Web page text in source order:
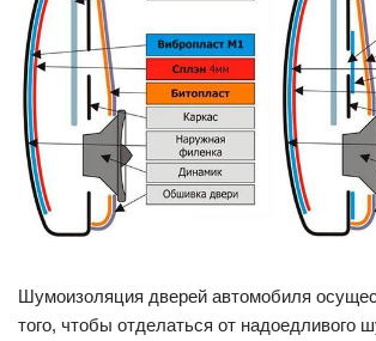
Шумоизоляция дверей автомобиля
того, чтобы отделаться от надоедливого